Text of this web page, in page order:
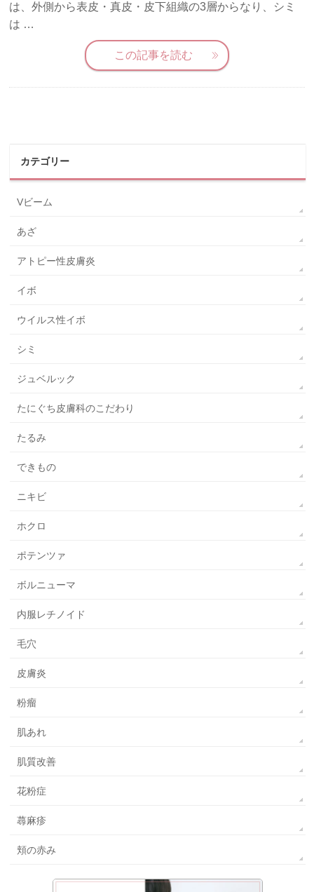
は、外側から表皮・真皮・皮下組織の3層からなり、シミ
は …
この記事を読む
カテゴリー
Vビーム
あざ
アトピー性皮膚炎
イボ
ウイルス性イボ
シミ
ジュベルック
たにぐち皮膚科のこだわり
たるみ
できもの
ニキビ
ホクロ
ポテンツァ
ボルニューマ
内服レチノイド
毛穴
皮膚炎
粉瘤
肌あれ
肌質改善
花粉症
蕁麻疹
頬の赤み